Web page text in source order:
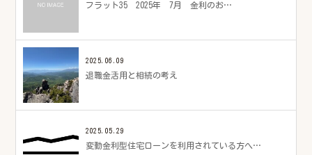
フラット35 2025年 7月 金利のお…
2025.06.09
退職金活用と相続の考え
2025.05.29
変動金利型住宅ローンを利用されている方へ…